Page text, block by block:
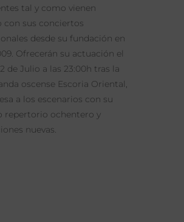
tal y como vienen
con sus conciertos
desde su fundación en
Ofrecerán su actuación el
de Julio a las 23:00h tras la
oscense Escoria Oriental,
a los escenarios con su
repertorio ochentero y
nuevas.